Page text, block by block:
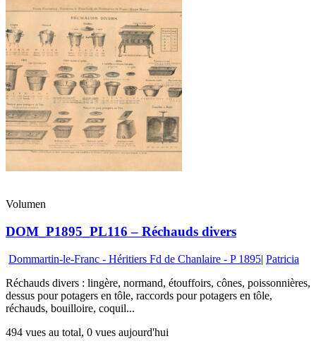
Volumen
DOM_P1895_PL116 – Réchauds divers
Dommartin-le-Franc - Héritiers Fd de Chanlaire - P 1895| Patricia
Réchauds divers : lingère, normand, étouffoirs, cônes, poissonnières,
dessus pour potagers en tôle, raccords pour potagers en tôle,
réchauds, bouilloire, coquil...
494 vues au total, 0 vues aujourd'hui